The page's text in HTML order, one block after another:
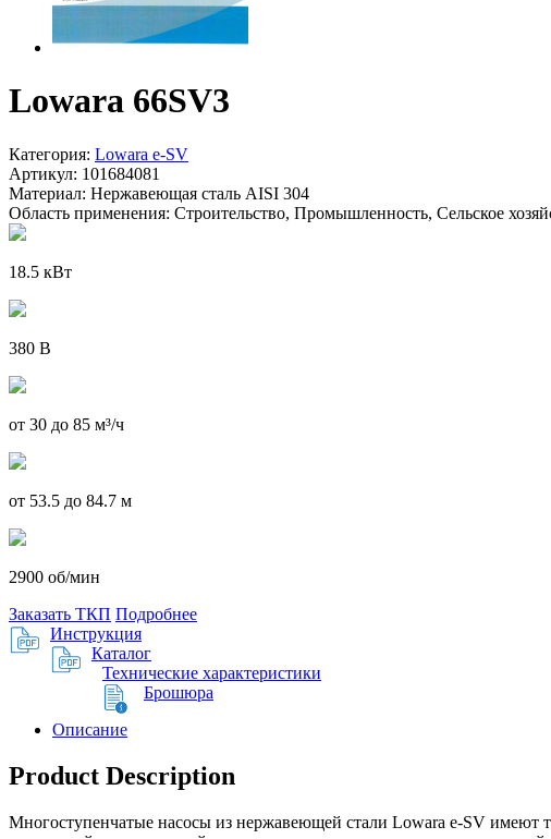
Lowara 66SV3
Категория: Lowara e-SV
Артикул: 101684081
Материал: Нержавеющая сталь AISI 304
Область применения: Строительство, Промышленность, Сельское
18.5 кВт
380 В
от 30 до 85 м³/ч
от 53.5 до 84.7 м
2900 об/мин
Заказать ТКП Подробнее
Инструкция
Каталог
Технические характеристики
Брошюра
Описание
Product Description
Многоступенчатые насосы из нержавеющей стали Lowara e-SV имеют